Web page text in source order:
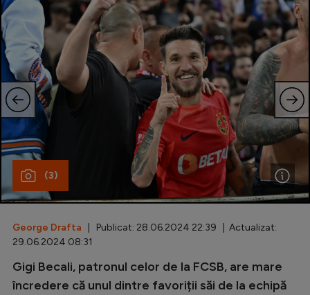
Cupa României
Echipa Națională
U21
Fotbal feminin
Clasamente
Champions League
Europa League
(3)
George Drafta | Publicat: 28.06.2024 22:39 | Actualizat:
29.06.2024 08:31
Gigi Becali, patronul celor de la FCSB, are mare
încredere că unul dintre favoriții săi de la echipă